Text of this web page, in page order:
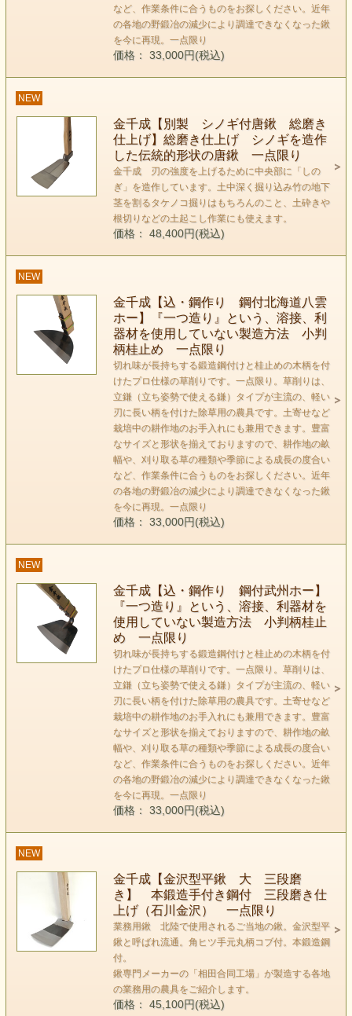
など、作業条件に合うものをお探しください。近年
の各地の野鍛冶の減少により調達できなくなった鍬
を今に再現。一点限り
価格： 33,000円(税込)
NEW
金千成【別製 シノギ付唐鍬 総磨き
仕上げ】総磨き仕上げ シノギを造作
した伝統的形状の唐鍬 一点限り
金千成 刃の強度を上げるために中央部に「しの
ぎ」を造作しています。土中深く掘り込み竹の地下
茎を割るタケノコ掘りはもちろんのこと、土砕きや
根切りなどの土起こし作業にも使えます。
価格： 48,400円(税込)
NEW
金千成【込・鋼作り 鋼付北海道八雲
ホー】『一つ造り』という、溶接、利
器材を使用していない製造方法 小判
柄桂止め 一点限り
切れ味が長持ちする鍛造鋼付けと桂止めの木柄を付
けたプロ仕様の草削りです。一点限り。草削りは、
立鎌（立ち姿勢で使える鎌）タイプが主流の、軽い
刃に長い柄を付けた除草用の農具です。土寄せなど
栽培中の耕作地のお手入れにも兼用できます。豊富
なサイズと形状を揃えておりますので、耕作地の畝
幅や、刈り取る草の種類や季節による成長の度合い
など、作業条件に合うものをお探しください。近年
の各地の野鍛冶の減少により調達できなくなった鍬
を今に再現。一点限り
価格： 33,000円(税込)
NEW
金千成【込・鋼作り 鋼付武州ホー】
『一つ造り』という、溶接、利器材を
使用していない製造方法 小判柄桂止
め 一点限り
切れ味が長持ちする鍛造鋼付けと桂止めの木柄を付
けたプロ仕様の草削りです。一点限り。草削りは、
立鎌（立ち姿勢で使える鎌）タイプが主流の、軽い
刃に長い柄を付けた除草用の農具です。土寄せなど
栽培中の耕作地のお手入れにも兼用できます。豊富
なサイズと形状を揃えておりますので、耕作地の畝
幅や、刈り取る草の種類や季節による成長の度合い
など、作業条件に合うものをお探しください。近年
の各地の野鍛冶の減少により調達できなくなった鍬
を今に再現。一点限り
価格： 33,000円(税込)
NEW
金千成【金沢型平鍬 大 三段磨
き】 本鍛造手付き鋼付 三段磨き仕
上げ（石川金沢） 一点限り
業務用鍬 北陸で使用されるご当地の鍬。金沢型平
鍬と呼ばれ流通。角ヒツ手元丸柄コブ付。本鍛造鋼
付。
鍬専門メーカーの「相田合同工場」が製造する各地
の業務用の農具をご紹介します。
価格： 45,100円(税込)